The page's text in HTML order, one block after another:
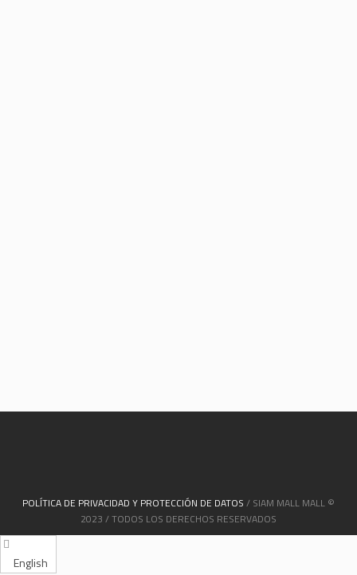
POLÍTICA DE PRIVACIDAD Y PROTECCIÓN DE DATOS / SIAM MALL MALL ©
2023 / TODOS LOS DERECHOS RESERVADOS
English